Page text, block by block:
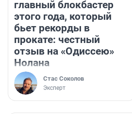
главный блокбастер
этого года, который
бьет рекорды в
прокате: честный
отзыв на «Одиссею»
Нолана
Стас Соколов
Эксперт